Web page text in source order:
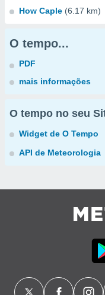
How Caple (6.17 km)
O tempo...
PDF
mais informações
O tempo no seu
Widget de O Tempo
API de Meteorologia